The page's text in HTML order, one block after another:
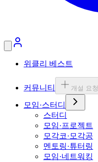
위클리 베스트
커뮤니티 개설 요청
모임·스터디
스터디
모임·프로젝트
모각코·모각공
멘토링·튜터링
모임·네트워킹